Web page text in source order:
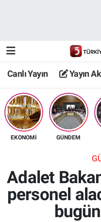
Canlı Yayın Yayın
EKONOMİ GÜNDEM
Adalet
personel
TV 5 Ekranı ve